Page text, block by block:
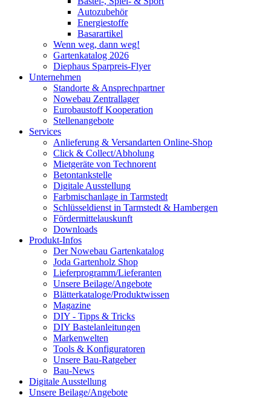
Autozubehör
Energiestoffe
Basarartikel
Wenn weg, dann weg!
Gartenkatalog 2026
Diephaus Sparpreis-Flyer
Unternehmen
Standorte & Ansprechpartner
Nowebau Zentrallager
Eurobaustoff Kooperation
Stellenangebote
Services
Anlieferung & Versandarten Online-Shop
Click & Collect/Abholung
Mietgeräte von Technorent
Betontankstelle
Digitale Ausstellung
Farbmischanlage in Tarmstedt
Schlüsseldienst in Tarmstedt & Hambergen
Fördermittelauskunft
Downloads
Produkt-Infos
Der Nowebau Gartenkatalog
Joda Gartenholz Shop
Lieferprogramm/Lieferanten
Unsere Beilage/Angebote
Blätterkataloge/Produktwissen
Magazine
DIY - Tipps & Tricks
DIY Bastelanleitungen
Markenwelten
Tools & Konfiguratoren
Unsere Bau-Ratgeber
Bau-News
Digitale Ausstellung
Unsere Beilage/Angebote